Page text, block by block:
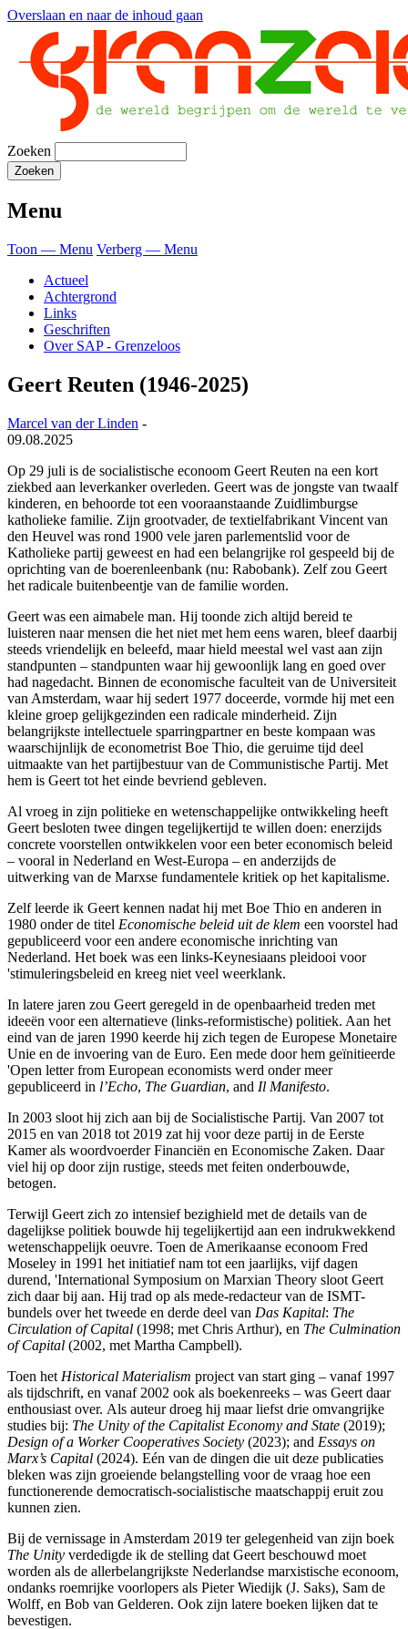
Overslaan en naar de inhoud gaan
Zoeken
Menu
Toon — Menu Verberg — Menu
Actueel
Achtergrond
Links
Geschriften
Over SAP - Grenzeloos
Geert Reuten (1946-2025)
Marcel van der Linden -
09.08.2025
Op 29 juli is de socialistische econoom Geert Reuten na een kort
ziekbed aan leverkanker overleden. Geert was de jongste van twaalf
kinderen, en behoorde tot een vooraanstaande Zuidlimburgse
katholieke familie. Zijn grootvader, de textielfabrikant Vincent van
den Heuvel was rond 1900 vele jaren parlementslid voor de
Katholieke partij geweest en had een belangrijke rol gespeeld bij de
oprichting van de boerenleenbank (nu: Rabobank). Zelf zou Geert
het radicale buitenbeentje van de familie worden.
Geert was een aimabele man. Hij toonde zich altijd bereid te
luisteren naar mensen die het niet met hem eens waren, bleef daarbij
steeds vriendelijk en beleefd, maar hield meestal wel vast aan zijn
standpunten – standpunten waar hij gewoonlijk lang en goed over
had nagedacht. Binnen de economische faculteit van de Universiteit
van Amsterdam, waar hij sedert 1977 doceerde, vormde hij met een
kleine groep gelijkgezinden een radicale minderheid. Zijn
belangrijkste intellectuele sparringpartner en beste kompaan was
waarschijnlijk de econometrist Boe Thio, die geruime tijd deel
uitmaakte van het partijbestuur van de Communistische Partij. Met
hem is Geert tot het einde bevriend gebleven.
Al vroeg in zijn politieke en wetenschappelijke ontwikkeling heeft
Geert besloten twee dingen tegelijkertijd te willen doen: enerzijds
concrete voorstellen ontwikkelen voor een beter economisch beleid
– vooral in Nederland en West-Europa – en anderzijds de
uitwerking van de Marxse fundamentele kritiek op het kapitalisme.
Zelf leerde ik Geert kennen nadat hij met Boe Thio en anderen in
1980 onder de titel Economische beleid uit de klem een voorstel had
gepubliceerd voor een andere economische inrichting van
Nederland. Het boek was een links-Keynesiaans pleidooi voor
'stimuleringsbeleid en kreeg niet veel weerklank.
In latere jaren zou Geert geregeld in de openbaarheid treden met
ideeën voor een alternatieve (links-reformistische) politiek. Aan het
eind van de jaren 1990 keerde hij zich tegen de Europese Monetaire
Unie en de invoering van de Euro. Een mede door hem geïnitieerde
'Open letter from European economists werd onder meer
gepubliceerd in l’Echo, The Guardian, and Il Manifesto.
In 2003 sloot hij zich aan bij de Socialistische Partij. Van 2007 tot
2015 en van 2018 tot 2019 zat hij voor deze partij in de Eerste
Kamer als woordvoerder Financiën en Economische Zaken. Daar
viel hij op door zijn rustige, steeds met feiten onderbouwde,
betogen.
Terwijl Geert zich zo intensief bezighield met de details van de
dagelijkse politiek bouwde hij tegelijkertijd aan een indrukwekkend
wetenschappelijk oeuvre. Toen de Amerikaanse econoom Fred
Moseley in 1991 het initiatief nam tot een jaarlijks, vijf dagen
durend, 'International Symposium on Marxian Theory sloot Geert
zich daar bij aan. Hij trad op als mede-redacteur van de ISMT-
bundels over het tweede en derde deel van Das Kapital: The
Circulation of Capital (1998; met Chris Arthur), en The Culmination
of Capital (2002, met Martha Campbell).
Toen het Historical Materialism project van start ging – vanaf 1997
als tijdschrift, en vanaf 2002 ook als boekenreeks – was Geert daar
enthousiast over. Als auteur droeg hij maar liefst drie omvangrijke
studies bij: The Unity of the Capitalist Economy and State (2019);
Design of a Worker Cooperatives Society (2023); and Essays on
Marx’s Capital (2024). Eén van de dingen die uit deze publicaties
bleken was zijn groeiende belangstelling voor de vraag hoe een
functionerende democratisch-socialistische maatschappij eruit zou
kunnen zien.
Bij de vernissage in Amsterdam 2019 ter gelegenheid van zijn boek
The Unity verdedigde ik de stelling dat Geert beschouwd moet
worden als de allerbelangrijkste Nederlandse marxistische econoom,
ondanks roemrijke voorlopers als Pieter Wiedijk (J. Saks), Sam de
Wolff, en Bob van Gelderen. Ook zijn latere boeken lijken dat te
bevestigen.